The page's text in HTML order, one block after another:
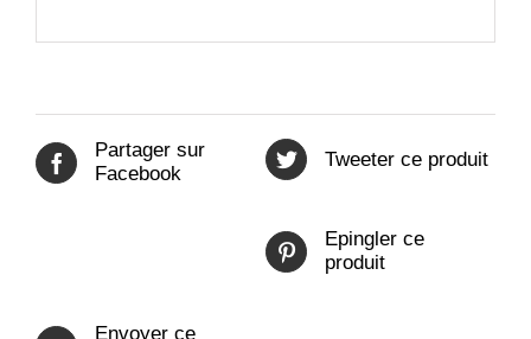
Partager sur
Facebook
Tweeter ce produit
Epingler ce
produit
Envoyer ce